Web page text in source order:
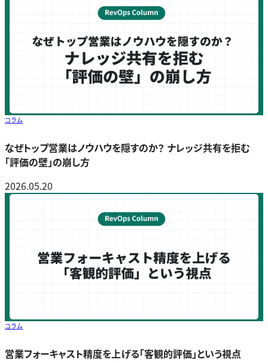
コラム
なぜトップ営業はノウハウを隠すのか？ ナレッジ共有を拒む
「評価の壁」の崩し方
2026.05.20
コラム
営業フォーキャスト精度を上げる「客観的評価」という視点